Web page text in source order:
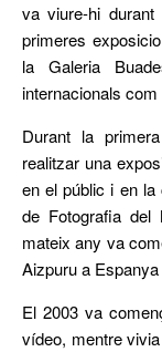
va viure-hi
primeres
la Galeria
internacionals
Durant la
realitzar una
en el públic i en
de Fotografia del
mateix any va
Aizpuru a
El 2003 va
vídeo, mentre